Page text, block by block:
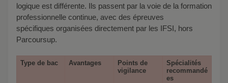
logique est différente. Ils passent par la voie de la formation
professionnelle continue, avec des épreuves
spécifiques organisées directement par les IFSI, hors
Parcoursup.
Type de bac Avantages
Points de
vigilance
Spécialités
recommandé
es